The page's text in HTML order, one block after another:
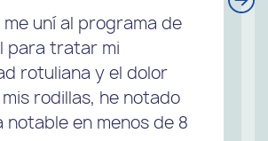
uní al programa de
para tratar mi
rotuliana y el dolor
rodillas, he notado
notable en menos de 8